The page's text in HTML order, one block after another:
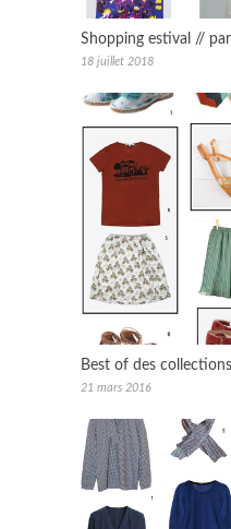
Shopping estival //
18 juillet 2018
Best of des
21 mars 2016